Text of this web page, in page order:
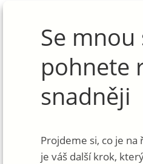
Se
pohnete
snadněji
Projdeme si, co je na
je váš další krok,